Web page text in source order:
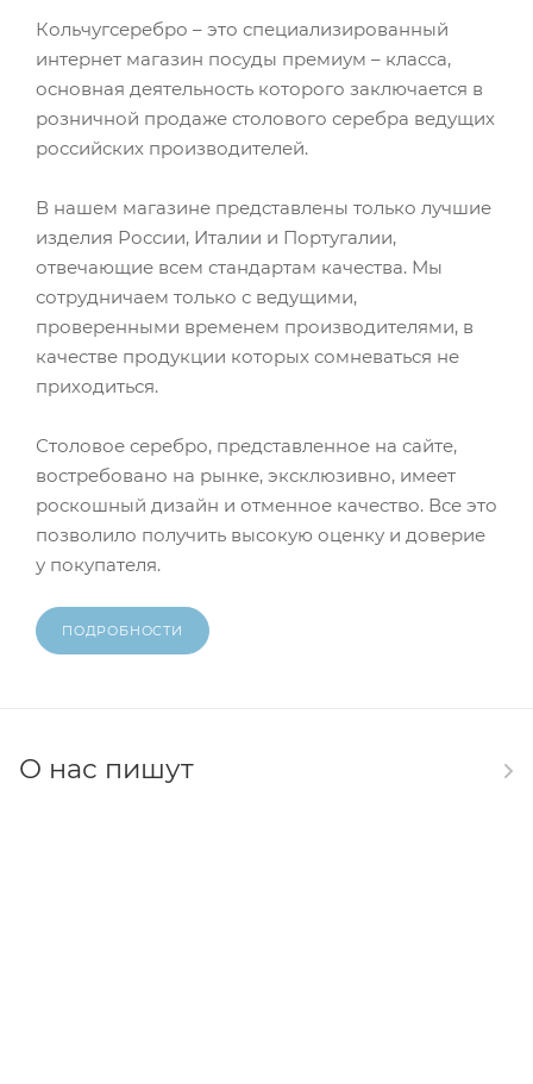
Кольчугсеребро – это специализированный
интернет магазин посуды премиум – класса,
основная деятельность которого заключается в
розничной продаже столового серебра ведущих
российских производителей.
В нашем магазине представлены только лучшие
изделия России, Италии и Португалии,
отвечающие всем стандартам качества. Мы
сотрудничаем только с ведущими,
проверенными временем производителями, в
качестве продукции которых сомневаться не
приходиться.
Столовое серебро, представленное на сайте,
востребовано на рынке, эксклюзивно, имеет
роскошный дизайн и отменное качество. Все это
позволило получить высокую оценку и доверие
у покупателя.
ПОДРОБНОСТИ
О нас пишут